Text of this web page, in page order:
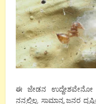
ಈ ಜೇಡನ ಉದ್ದೇಶವೇನೋ
ನನ್ನಲ್ಲಿಲ್ಲ. ಸಾಮಾನ್ಯ ಜನರ